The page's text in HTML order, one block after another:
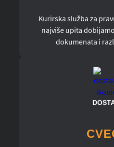
Kurirska služba za
najviše upita
dokumenata i